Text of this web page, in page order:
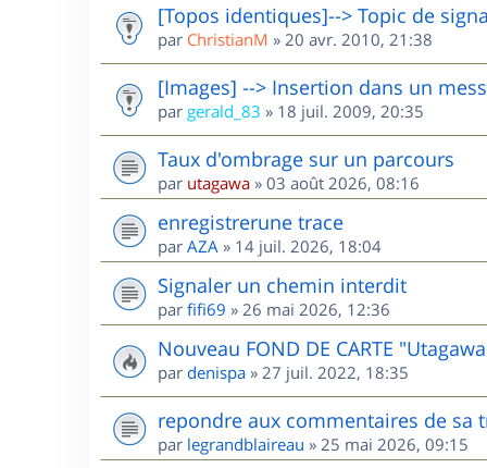
[Topos identiques]--> Topic de
par ChristianM » 20 avr. 2010, 21:38
[Images] --> Insertion dans un
par gerald_83 » 18 juil. 2009, 20:35
Taux d'ombrage sur un parcours
par utagawa » 03 août 2026, 08:16
enregistrerune trace
par AZA » 14 juil. 2026, 18:04
Signaler un chemin interdit
par fifi69 » 26 mai 2026, 12:36
Nouveau FOND DE CARTE
par denispa » 27 juil. 2022, 18:35
repondre aux commentaires de sa
par legrandblaireau » 25 mai 2026, 09:15